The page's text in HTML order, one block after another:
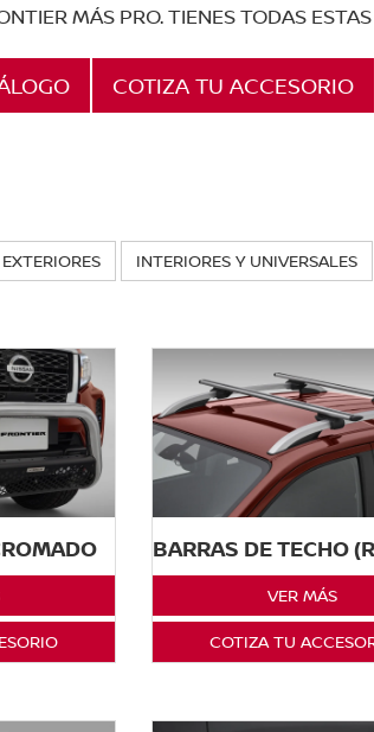
MÁS PRO. TIENES TODAS
COTIZA TU ACCESORIO
EXTERIORES INTERIORES Y UNIVERSALES
BARRAS DE TECHO
VER MÁS
COTIZA TU